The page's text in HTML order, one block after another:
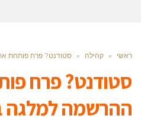
ראשי » קהילה » סטודנט? פרח פותחת
סטודנט? פרח
ההרשמה למלגה